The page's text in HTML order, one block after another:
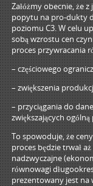
Załóżmy obecnie, że
popytu na pro-dukty
poziomu C3. W celu
sobą wzrostu cen
proces przywracania
– częściowego
– zwiększenia
– przyciągania do
zwiększających
To spowoduje, że
proces będzie trwał
nadzwyczajne
równowagi
prezentowany jest na